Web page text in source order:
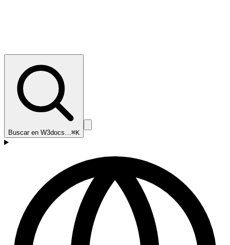
Buscar en W3docs…⌘K